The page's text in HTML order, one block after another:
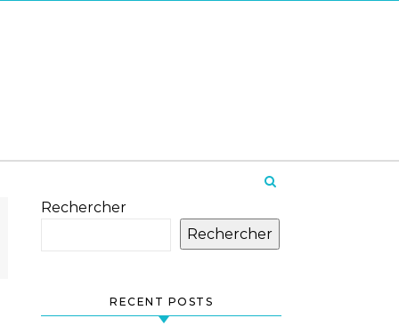
Rechercher
Rechercher
RECENT POSTS